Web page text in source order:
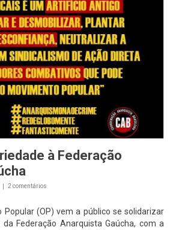
à Federação
2 comentários
Popular (OP) vem a público se solidarizar
Federação Anarquista Gaúcha, com a